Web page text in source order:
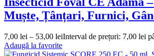
Muște, Țânțari, Furnici,
7,00 lei – 53,00 leiInterval de prețuri: 7,00 lei
Adaugă la favorite